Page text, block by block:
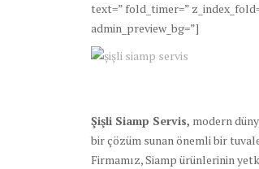
text=” fold_timer=”
admin_preview_bg=”]
Şişli Siamp Servis, modern
bir çözüm sunan önemli bir
Firmamız, Siamp ürünlerinin